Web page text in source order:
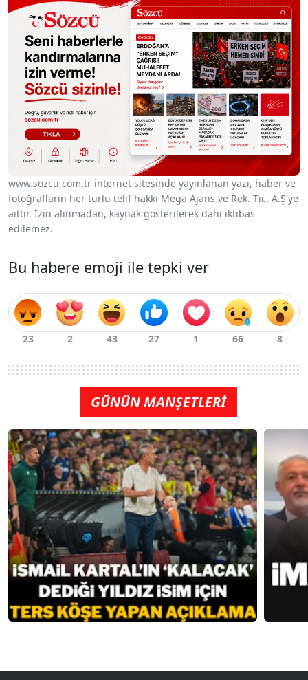
www.sozcu.com.tr internet sitesinde yayınlanan yazı, haber ve
fotoğrafların her türlü telif hakkı Mega Ajans ve Rek. Tic. A.Ş'ye
aittir. İzin alınmadan, kaynak gösterilerek dahi iktibas
edilemez.
Bu habere emoji ile tepki ver
GÜNÜN MANŞETLERİ